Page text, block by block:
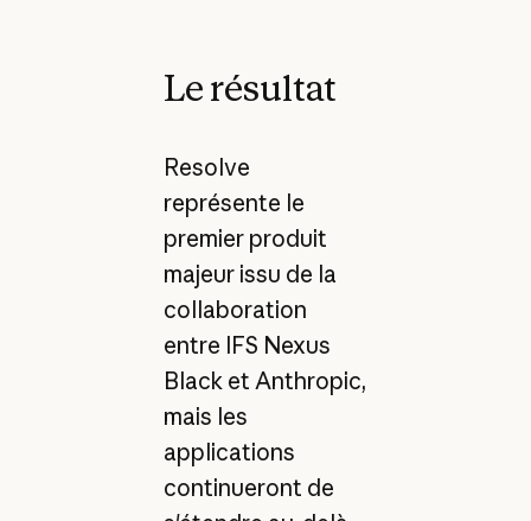
Le résultat
Resolve
représente le
premier produit
majeur issu de la
collaboration
entre IFS Nexus
Black et Anthropic,
mais les
applications
continueront de